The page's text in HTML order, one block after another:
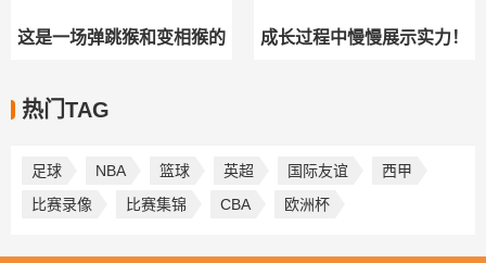
这是一场弹跳猴和变相猴的 成长过程中慢慢展示实力！
热门TAG
足球 NBA 篮球 英超 国际友谊
西甲
比赛录像
比赛集锦 CBA 欧洲杯